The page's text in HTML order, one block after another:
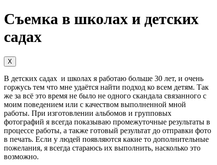
Съемка в школах и детских
садах
X
В детских садах и школах я работаю больше 30 лет, и очень
горжусь тем что мне удаётся найти подход ко всем детям. Так
же за всё это время не было не одного скандала связанного с
моим поведением или с качеством выполненной мной
работы. При изготовлении альбомов и групповых
фотографий я всегда показываю промежуточные результаты в
процессе работы, а также готовый результат до отправки фото
в печать. Если у людей появляются какие то дополнительные
пожелания, я всегда стараюсь их выполнить, насколько это
возможно.